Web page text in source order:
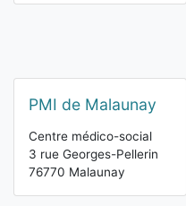
PMI de Malaunay
Centre médico-social
3 rue Georges-Pellerin
76770 Malaunay